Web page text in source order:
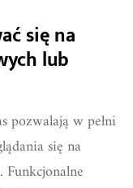
się na
lub
pozwalają w pełni
się na